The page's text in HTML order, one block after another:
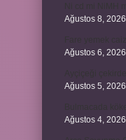
Ağustos 8, 2026
Ağustos 6, 2026
Ağustos 5, 2026
Ağustos 4, 2026